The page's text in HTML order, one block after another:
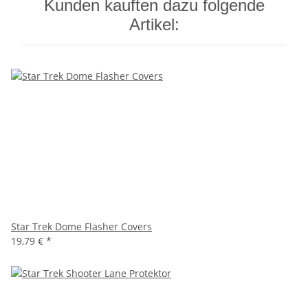
Kunden kauften dazu folgende
Artikel:
Star Trek Dome Flasher Covers
19,79 € *